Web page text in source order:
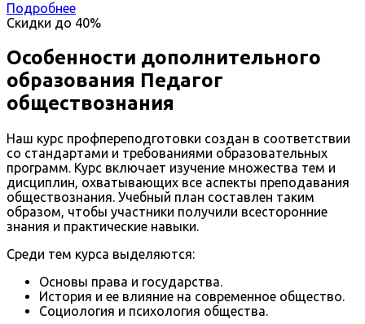
Подробнее
Скидки до 40%
Особенности дополнительного
образования Педагог
обществознания
Наш курс профпереподготовки создан в соответствии
со стандартами и требованиями образовательных
программ. Курс включает изучение множества тем и
дисциплин, охватывающих все аспекты преподавания
обществознания. Учебный план составлен таким
образом, чтобы участники получили всесторонние
знания и практические навыки.
Среди тем курса выделяются:
Основы права и государства.
История и ее влияние на современное общество.
Социология и психология общества.